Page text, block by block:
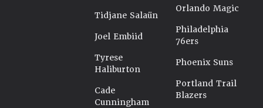
Tidjane Salaün
Joel Embiid
Tyrese
Haliburton
Cade
Cunningham
Orlando Magic
Philadelphia
76ers
Phoenix Suns
Portland Trail
Blazers